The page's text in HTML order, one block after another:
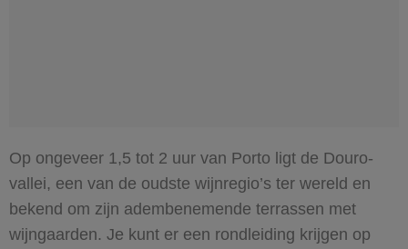
Op ongeveer 1,5 tot 2 uur van Porto ligt de Douro-
vallei, een van de oudste wijnregio’s ter wereld en
bekend om zijn adembenemende terrassen met
wijngaarden. Je kunt er een rondleiding krijgen op